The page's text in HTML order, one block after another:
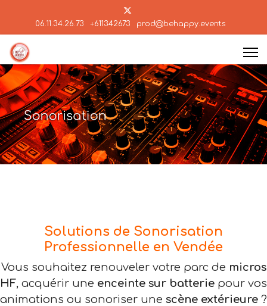
06.11.34.26.73 +611342673 prod@behappy.events
Solutions de Sonorisation
Professionnelle en Vendée
Vous souhaitez renouveler votre parc de micros
HF, acquérir une enceinte sur batterie pour vos
animations ou sonoriser une scène extérieure ?